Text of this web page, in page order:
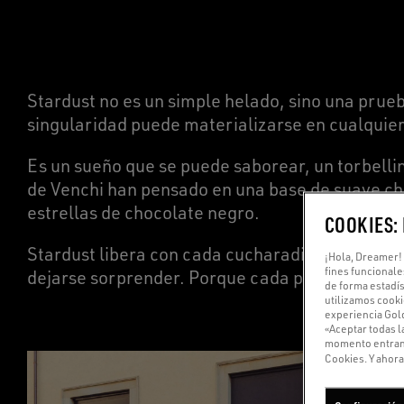
Stardust no es un simple helado, sino una
singularidad puede materializarse en
Es un sueño que se puede saborear, un
de Venchi han pensado en una base de
estrellas de chocolate negro.
Stardust libera con cada cucharadita un
dejarse sorprender. Porque cada persona deja
¡Hola,
fines
de forma
utilizamos
experiencia
«Aceptar todas
momento
Cookies. Y